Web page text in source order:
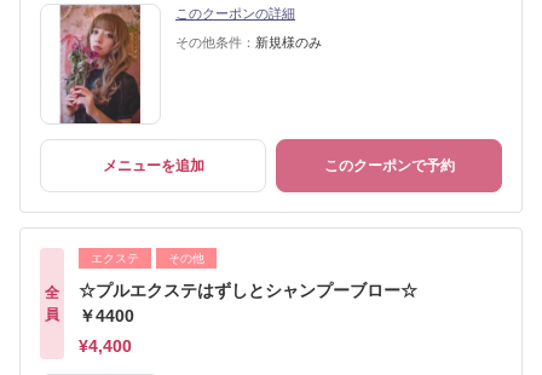
このクーポンの詳細
その他条件： 新規様のみ
メニューを追加 このクーポンで予約
全
員
エクステ その他
☆プルエクステはずしとシャンプーブロー☆
￥4400
¥4,400